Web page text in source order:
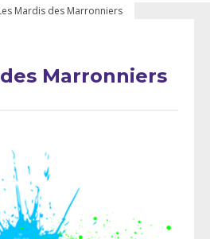
Mardis des Marronniers
Marronniers